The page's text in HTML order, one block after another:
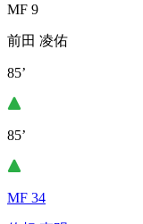
MF 9
前田 凌佑
85’
85’
MF 34